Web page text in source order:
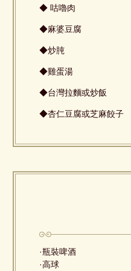
◆ 咕嚕肉
◆麻婆豆腐
◆炒肫
◆雞蛋湯
◆台灣拉麵或炒飯
◆杏仁豆腐或芝麻餃子
·瓶裝啤酒
·高球